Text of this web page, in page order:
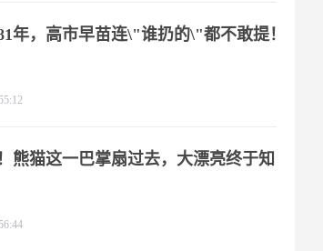
年，高市早苗连\"谁扔的\"都不敢提！
熊猫这一巴掌扇过去，大漂亮终于知